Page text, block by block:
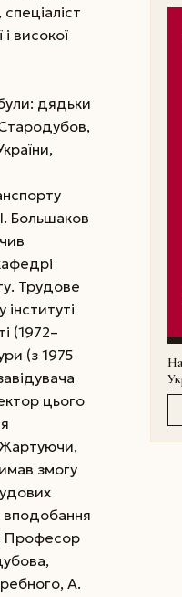
високої
дядьки
Большаков
Трудове
(1972–
(з 1975
цього
Жартуючи,
змогу
вподобання
Професор
А.